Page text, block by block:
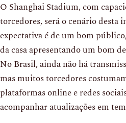
O Shanghai Stadium, com
torcedores, será o cenário desta
expectativa é de um bom
da casa apresentando um bom
No Brasil, ainda não há
mas muitos torcedores
plataformas online e redes
acompanhar atualizações em